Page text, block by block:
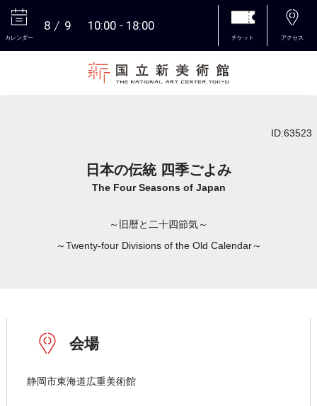
カレンダー
8 9 10:00 18:00
チケット アクセス
ID:63523
日本の伝統 四季ごよみ
The Four Seasons of Japan
～旧暦と二十四節気～
～Twenty-four Divisions of the Old Calendar～
会場
静岡市東海道広重美術館